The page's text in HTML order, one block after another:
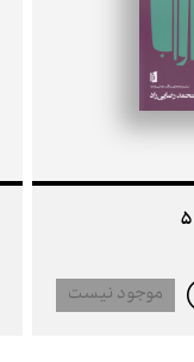
موجود نیست